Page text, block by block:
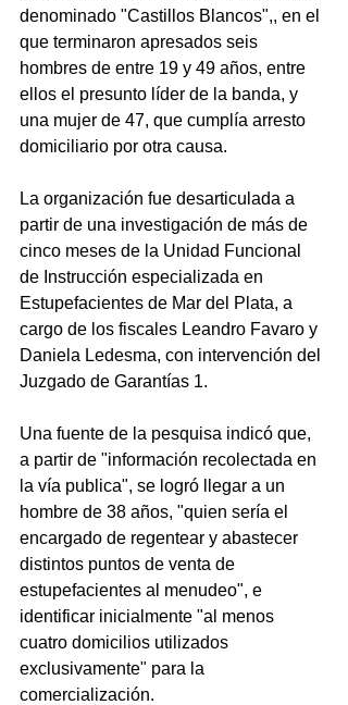
denominado "Castillos Blancos",, en el
que terminaron apresados seis
hombres de entre 19 y 49 años, entre
ellos el presunto líder de la banda, y
una mujer de 47, que cumplía arresto
domiciliario por otra causa.
La organización fue desarticulada a
partir de una investigación de más de
cinco meses de la Unidad Funcional
de Instrucción especializada en
Estupefacientes de Mar del Plata, a
cargo de los fiscales Leandro Favaro y
Daniela Ledesma, con intervención del
Juzgado de Garantías 1.
Una fuente de la pesquisa indicó que,
a partir de "información recolectada en
la vía publica", se logró llegar a un
hombre de 38 años, "quien sería el
encargado de regentear y abastecer
distintos puntos de venta de
estupefacientes al menudeo", e
identificar inicialmente "al menos
cuatro domicilios utilizados
exclusivamente" para la
comercialización.